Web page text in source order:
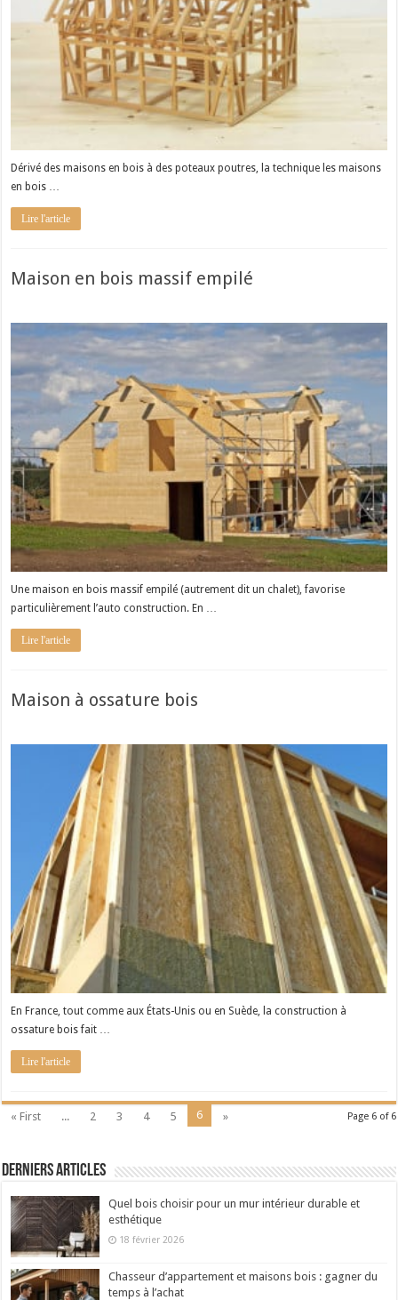
Dérivé des maisons en bois à des poteaux poutres, la technique les maisons
en bois …
Lire l'article
Maison en bois massif empilé
Une maison en bois massif empilé (autrement dit un chalet), favorise
particulièrement l’auto construction. En …
Lire l'article
Maison à ossature bois
En France, tout comme aux États-Unis ou en Suède, la construction à
ossature bois fait …
Lire l'article
Page 6 of 6
« First ... 2 3 4 5 6 »
Derniers articles
Quel bois choisir pour un mur intérieur durable et
esthétique
18 février 2026
Chasseur d’appartement et maisons bois : gagner du
temps à l’achat